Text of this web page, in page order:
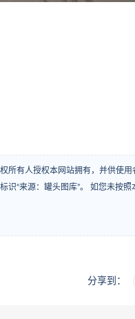
所有人授权本网站拥有，并供使
识“来源：罐头图库”。 如您未按
分享到：